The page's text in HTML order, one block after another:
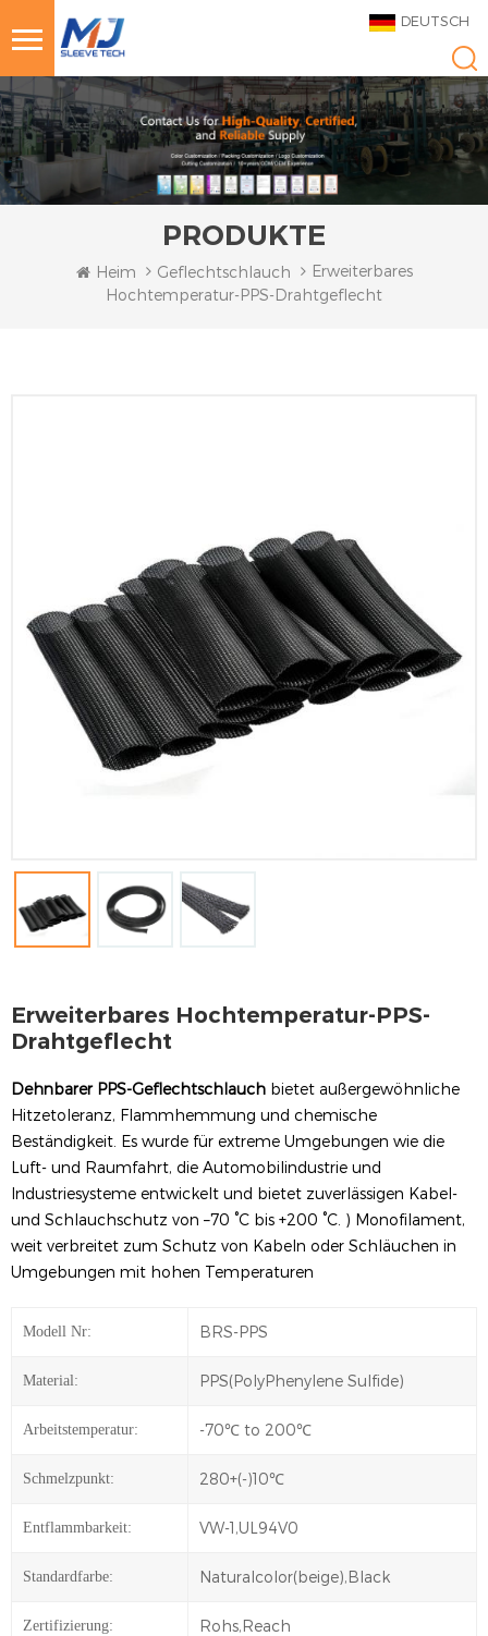
DEUTSCH
PRODUKTE
Heim Geflechtschlauch
Erweiterbares
Hochtemperatur-PPS-Drahtgeflecht
Erweiterbares Hochtemperatur-PPS-
Drahtgeflecht
Dehnbarer PPS-Geflechtschlauch bietet außergewöhnliche
Hitzetoleranz, Flammhemmung und chemische
Beständigkeit. Es wurde für extreme Umgebungen wie die
Luft- und Raumfahrt, die Automobilindustrie und
Industriesysteme entwickelt und bietet zuverlässigen Kabel-
und Schlauchschutz von –70 °C bis +200 °C. ) Monofilament,
weit verbreitet zum Schutz von Kabeln oder Schläuchen in
Umgebungen mit hohen Temperaturen
Modell Nr: BRS-PPS
Material: PPS(PolyPhenylene Sulfide)
Arbeitstemperatur: -70℃ to 200℃
Schmelzpunkt: 280+(-)10℃
Entflammbarkeit: VW-1,UL94V0
Standardfarbe: Naturalcolor(beige),Black
Zertifizierung: Rohs,Reach